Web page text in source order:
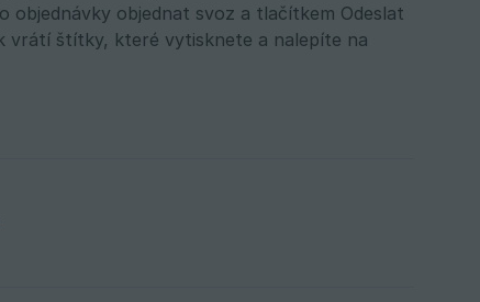
objednat svoz a tlačítkem Odeslat
vrátí štítky, které vytisknete a nalepíte na